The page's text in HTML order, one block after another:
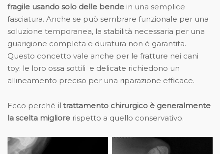
fragile usando solo delle bende in una semplice
fasciatura. Anche se può sembrare funzionale per una
soluzione temporanea, la stabilità necessaria per una
guarigione completa e duratura non è garantita.
Questo concetto vale anche per le fratture nei cani
toy: le loro ossa sottili e delicate richiedono un
allineamento preciso per una riparazione efficace.
Ecco perché il trattamento chirurgico è generalmente
la scelta migliore rispetto a quello conservativo.